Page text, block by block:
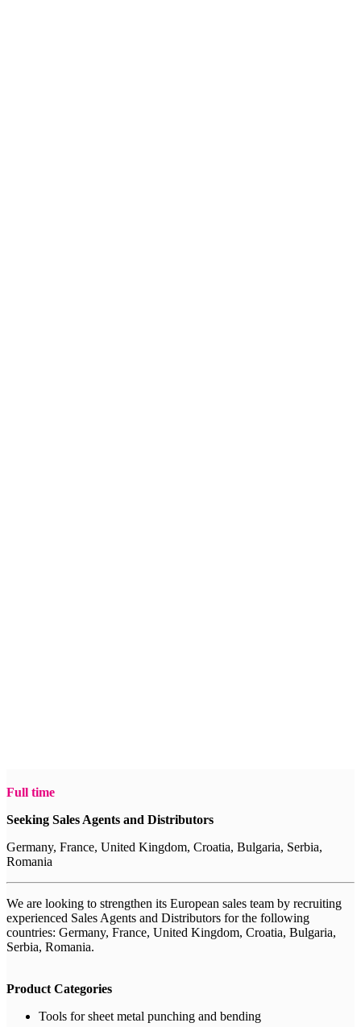
Full time
Seeking Sales Agents and Distributors
Germany, France, United Kingdom, Croatia, Bulgaria, Serbia,
Romania
We are looking to strengthen its European sales team by recruiting
experienced Sales Agents and Distributors for the following
countries: Germany, France, United Kingdom, Croatia, Bulgaria,
Serbia, Romania.
Product Categories
Tools for sheet metal punching and bending